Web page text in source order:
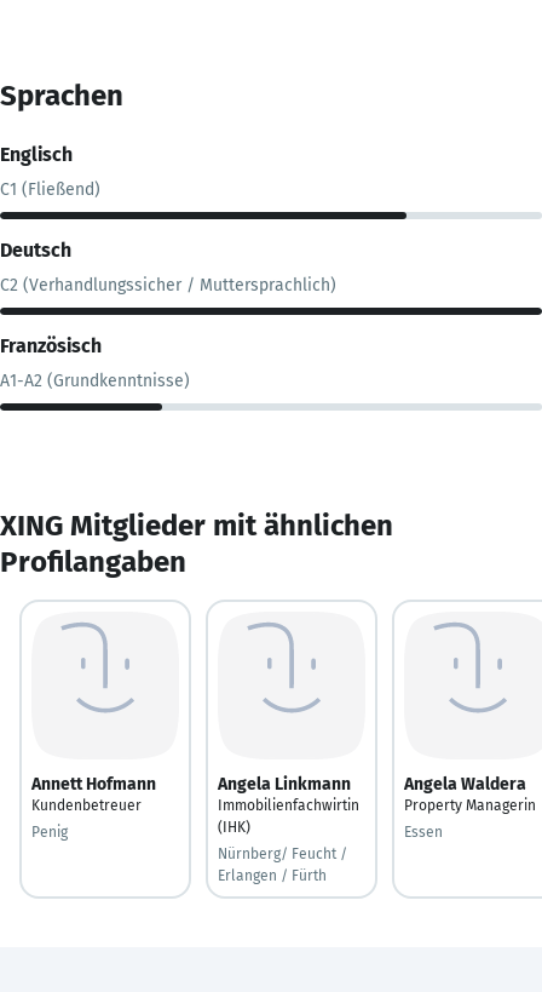
Sprachen
Englisch
C1 (Fließend)
Deutsch
C2 (Verhandlungssicher / Muttersprachlich)
Französisch
A1-A2 (Grundkenntnisse)
XING Mitglieder mit ähnlichen
Profilangaben
Annett Hofmann
Kundenbetreuer
Penig
Angela Linkmann
Immobilienfachwirtin
(IHK)
Nürnberg/ Feucht /
Erlangen / Fürth
Angela Waldera
Property Managerin
Essen